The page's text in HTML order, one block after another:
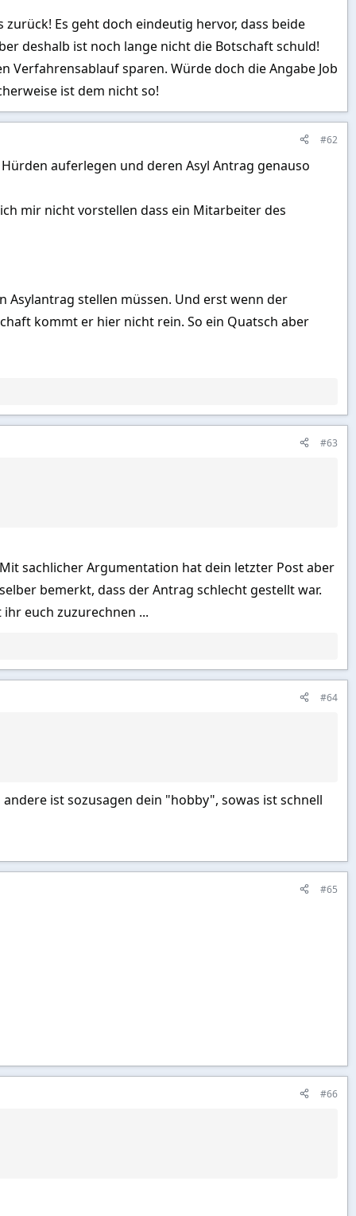
Es geht doch eindeutig hervor, dass beide
deshalb ist noch lange nicht die Botschaft schuld!
Verfahrensablauf sparen. Würde doch die Angabe Job
ist dem nicht so!
#62
auferlegen und deren Asyl Antrag genauso
mir nicht vorstellen dass ein Mitarbeiter des
Asylantrag stellen müssen. Und erst wenn der
kommt er hier nicht rein. So ein Quatsch aber
#63
sachlicher Argumentation hat dein letzter Post aber
bemerkt, dass der Antrag schlecht gestellt war.
euch zuzurechnen ...
#64
ist sozusagen dein "hobby", sowas ist schnell
#65
#66